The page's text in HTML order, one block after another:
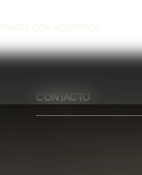
CON NOSOTROS
CONTACTO